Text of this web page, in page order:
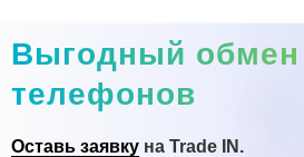
Выгодный обмен
телефонов
Оставь заявку на Trade IN.